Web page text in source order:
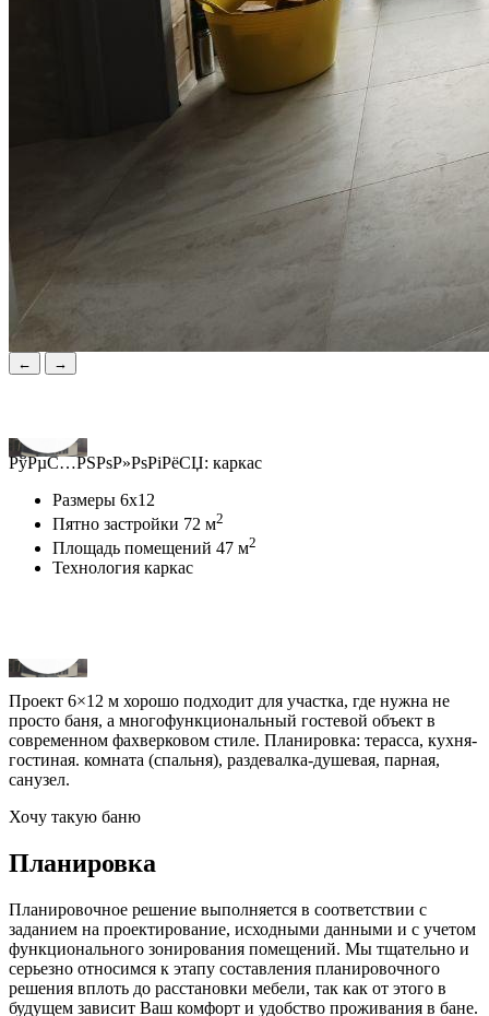
← →
РўРµС…РЅРѕР»РѕРіРёСЏ: каркас
Размеры 6х12
Пятно застройки 72 м2
Площадь помещений 47 м2
Технология каркас
Проект 6×12 м хорошо подходит для участка, где нужна не
просто баня, а многофункциональный гостевой объект в
современном фахверковом стиле. Планировка: терасса, кухня-
гостиная. комната (спальня), раздевалка-душевая, парная,
санузел.
Хочу такую баню
Планировка
Планировочное решение выполняется в соответствии с
заданием на проектирование, исходными данными и с учетом
функционального зонирования помещений. Мы тщательно и
серьезно относимся к этапу составления планировочного
решения вплоть до расстановки мебели, так как от этого в
будущем зависит Ваш комфорт и удобство проживания в бане.